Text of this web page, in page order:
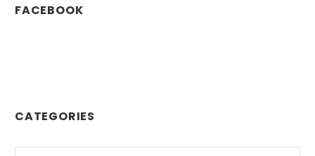
FACEBOOK
CATEGORIES